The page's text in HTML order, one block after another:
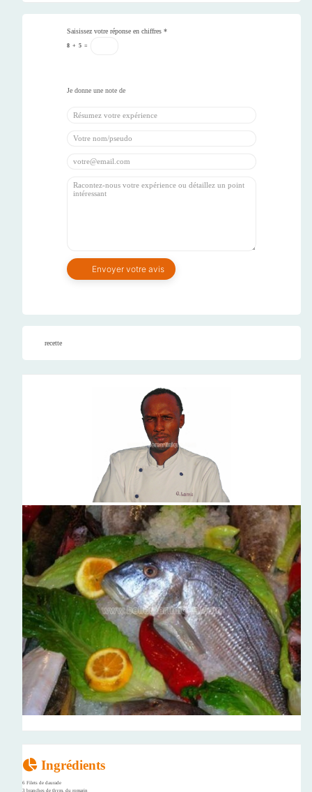
Saisissez votre réponse en chiffres *
8 + 5 =
recette
Ingrédients
6 Filets de daurade
3 branches de thym, du romarin